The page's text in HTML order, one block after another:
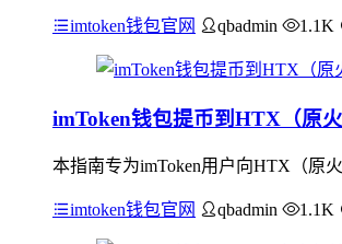
imtoken钱包官网 qbadmin 1.1K
imToken钱包提币到HTX（原
本指南专为imToken用户向HTX（原
imtoken钱包官网 qbadmin 1.1K